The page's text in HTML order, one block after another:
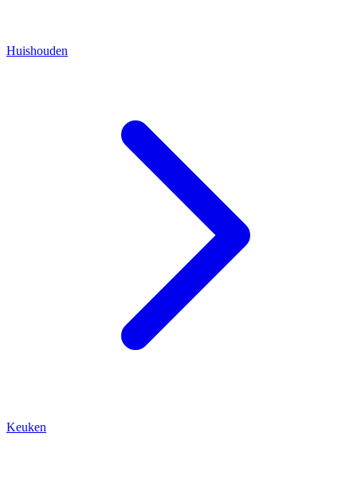
Huishouden
Keuken